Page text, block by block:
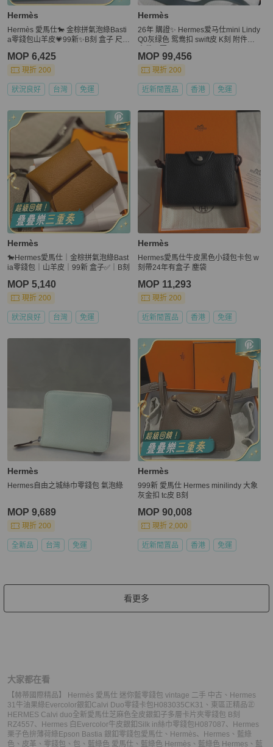
Hermès
Hermès 愛馬仕🐎 金棕拼氣泡綠Basti
a零錢包山羊皮💗99新✨B刻 盒子 尺寸
MOP 6,425
現折 200
狀況良好 台灣 免運
Hermès
26年 購證✨ Hermes爱马仕mini Lindy
Q0灰绿色 鸳鸯扣 swift皮 K刻 附件有
MOP 99,456
現折 200
近新閒置品 香港 免運
Hermès
🐎Hermes愛馬仕｜金棕拼氣泡綠Bast
ia零錢包｜山羊皮｜99新 盒子✅｜B刻
MOP 5,140
現折 200
狀況良好 台灣 免運
Hermès
Hermes愛馬仕牛皮黑色小錢包卡包 w
刻帶24年有盒子 塵袋
MOP 11,293
現折 200
近新閒置品 香港 免運
Hermès
Hermes自由之城絲巾零錢包 氣泡綠
MOP 9,689
現折 200
全新品 台灣 免運
Hermès
999新 愛馬仕 Hermes minilindy 大象
灰金扣 tc皮 B刻
MOP 90,008
現折 2,000
近新閒置品 香港 免運
看更多
大家都在看
【赫蒂國際精品】 Hermès 愛馬仕 迷你藍零錢包 vintage 二手 中古 、 Hermes
31牛油果綠Evercolor銀釦Calvi Duo零錢卡包H083035CK31 、 東區正精品㊣
HERMES Calvi duo全新愛馬仕芝麻色全皮銀釦子多層卡片夾零錢包 B刻
RZ4557、 Hermes 白Evercolor牛皮銀釦Silk in絲巾零錢包H087087、 Hermes
栗子色拚薄荷綠Epson Bastia 銀釦零錢包 愛馬仕 、 Hermès、 Hermes 、 藍綠
色 、 皮革 、 零錢包 、 包 、 藍綠色 愛馬仕 、 藍綠色 Hermès 、 藍綠色 Hermes 、 藍